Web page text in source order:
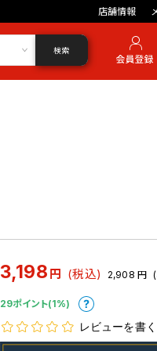
店舗情報
検索
3,198 円 (税込) 2,908 円
29ポイント(1%)
レビューを書く